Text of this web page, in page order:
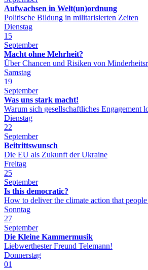
Aufwachsen in Welt(un)ordnung
Politische Bildung in militarisierten Zeiten
Dienstag
15
September
Macht ohne Mehrheit?
Über Chancen und Risiken von
Samstag
19
September
Was uns stark macht!
Warum sich gesellschaftliches Engagement
Dienstag
22
September
Beitrittswunsch
Die EU als Zukunft der Ukraine
Freitag
25
September
Is this democratic?
How to deliver the climate action that
Sonntag
27
September
Die Kleine Kammermusik
Liebwerthester Freund Telemann!
Donnerstag
01